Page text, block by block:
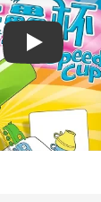
Play video